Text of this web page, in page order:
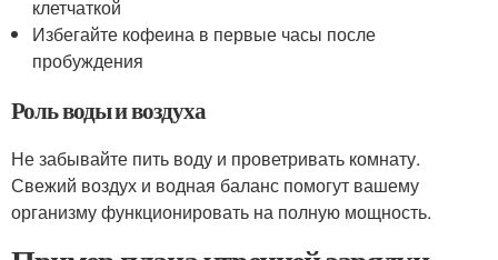
клетчаткой
Избегайте кофеина в первые часы после
пробуждения
Роль воды и воздуха
Не забывайте пить воду и проветривать комнату.
Свежий воздух и водная баланс помогут вашему
организму функционировать на полную мощность.